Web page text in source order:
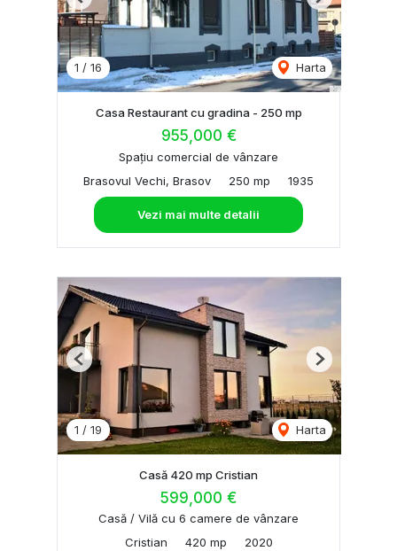
1 / 16 Harta
Previous Next
Casa Restaurant cu gradina - 250 mp
955,000 €
Spațiu comercial de vânzare
Brasovul Vechi, Brasov
250 mp 1935
Vezi mai multe detalii
1 / 19 Harta
Previous Next
Casă 420 mp Cristian
599,000 €
Casă / Vilă cu 6 camere de vânzare
Cristian
420 mp 2020